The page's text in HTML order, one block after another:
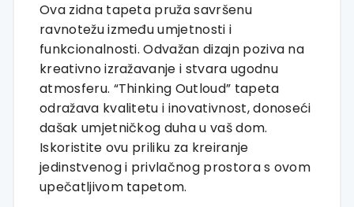
Ova zidna tapeta pruža savršenu
ravnotežu između umjetnosti i
funkcionalnosti. Odvažan dizajn poziva na
kreativno izražavanje i stvara ugodnu
atmosferu. “Thinking Outloud” tapeta
odražava kvalitetu i inovativnost, donoseći
dašak umjetničkog duha u vaš dom.
Iskoristite ovu priliku za kreiranje
jedinstvenog i privlačnog prostora s ovom
upečatljivom tapetom.